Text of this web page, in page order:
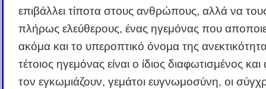
επιβάλλει τίποτα στους ανθρώπους, αλλά να
πλήρως ελεύθερους, ένας ηγεμόνας που
ακόμα και το υπεροπτικό όνομα της
τέτοιος ηγεμόνας είναι ο ίδιος διαφωτισμένος και
τον εγκωμιάζουν, γεμάτοι ευγνωμοσύνη, οι